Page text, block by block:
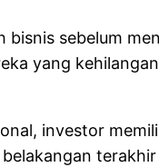
sebelum
yang
investor